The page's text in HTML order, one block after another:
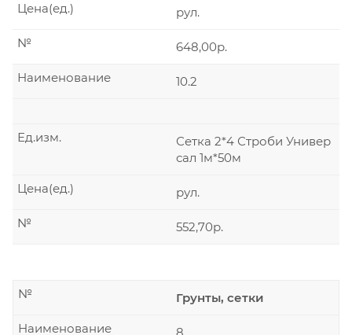
рул.
Цена(ед.)
648,00р.
№
10.2
Наименование
Сетка 2*4 Строби Универ
сал 1м*50м
Ед.изм.
рул.
Цена(ед.)
552,70р.
№
Грунты, сетки
№
Наименование